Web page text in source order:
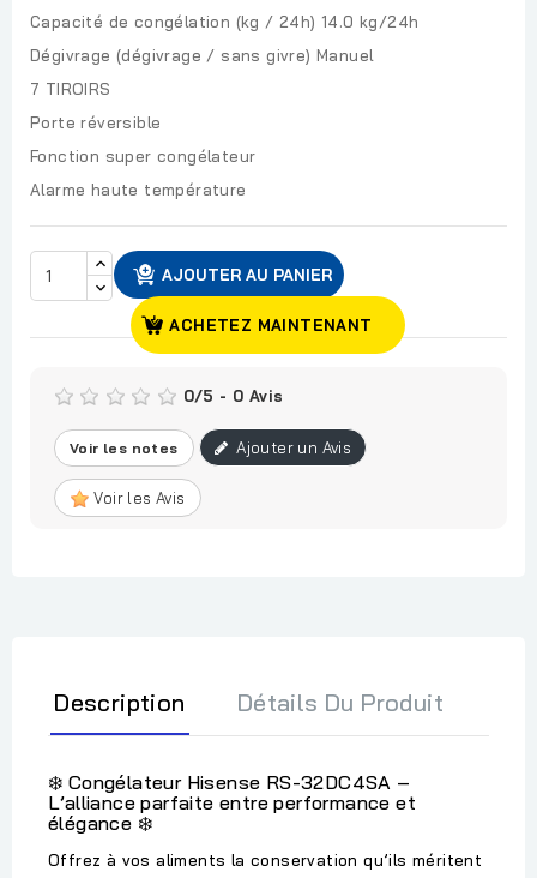
Capacité de congélation (kg / 24h) 14.0 kg/24h
Dégivrage (dégivrage / sans givre) Manuel
7 TIROIRS
Porte réversible
Fonction super congélateur
Alarme haute température
AJOUTER AU PANIER
ACHETEZ MAINTENANT
0/5 - 0 Avis
Voir les notes Ajouter un Avis
Voir les Avis
Description Détails Du Produit
❄️ Congélateur Hisense RS-32DC4SA –
L’alliance parfaite entre performance et
élégance ❄️
Offrez à vos aliments la conservation qu’ils méritent